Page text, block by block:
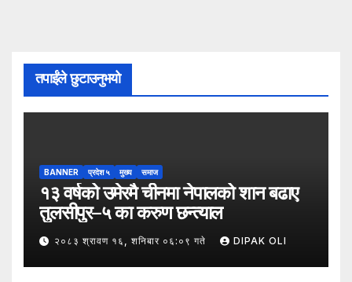
तपाईंले छुटाउनुभयो
BANNER प्रदेश ५ मुख्य समाज
१३ वर्षको उमेरमै चीनमा नेपालको शान बढाए
तुलसीपुर–५ का करुण छन्त्याल
२०८३ श्रावण १६, शनिबार ०६:०९ गते DIPAK OLI